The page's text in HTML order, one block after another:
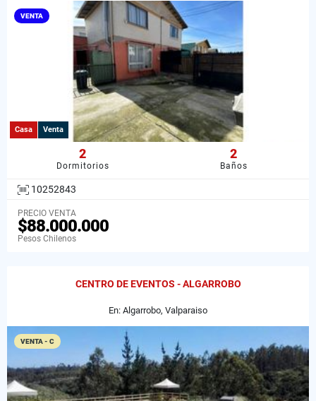
VENTA
Casa Venta
2
Dormitorios
2
Baños
10252843
PRECIO VENTA
$88.000.000
Pesos Chilenos
CENTRO DE EVENTOS - ALGARROBO
En: Algarrobo, Valparaiso
VENTA - C